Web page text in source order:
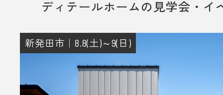
ディテールホームの見学会・イ
新発田市｜8.8(土)～9(日)